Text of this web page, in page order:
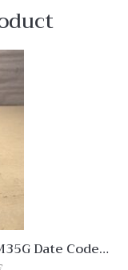
Date Code
MG